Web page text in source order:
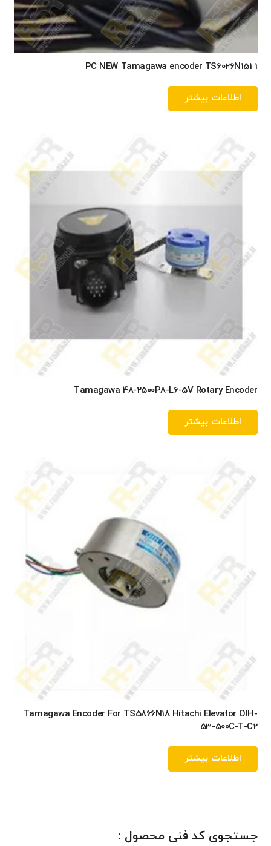
1 PC NEW Tamagawa encoder TS6026N151
اطلاعات بیشتر
Tamagawa 48-2500P8-L6-5V Rotary Encoder
اطلاعات بیشتر
Tamagawa Encoder For TS5866N18 Hitachi Elevator OIH-
53-500C-T-C2
اطلاعات بیشتر
جستجوی کد فنی محصول :